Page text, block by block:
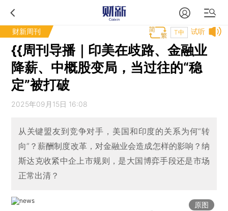
财新周刊 试听
T中
{{周刊导播｜印美在歧路、金融业
降薪、中概股变局，当过往的“稳
定”被打破
2025年09月15日 16:08
从关键盟友到竞争对手，美国和印度的关系为何“转
向”？薪酬制度改革，对金融业会造成怎样的影响？纳
斯达克收紧中企上市规则，是大国博弈手段还是市场
正常出清？
原图